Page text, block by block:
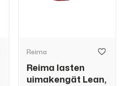
Reima
Reima lasten
uimakengät Lean,